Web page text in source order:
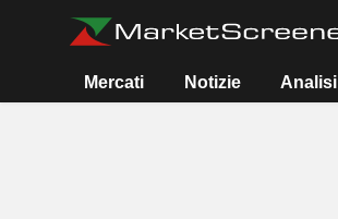
Mercati Notizie Analisi